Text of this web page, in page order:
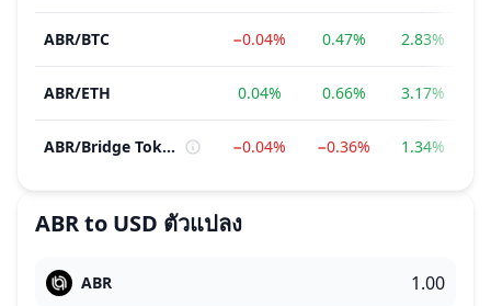
ABR/BTC −0.04% 0.47% 2.83%
ABR/ETH 0.04% 0.66% 3.17%
ABR/ Bridge Token −0.04% −0.36% 1.34%
ABRto USD ตัวแปลง
ABR